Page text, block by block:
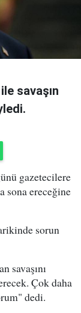
savaşın
gazetecilere
sona ereceğine
sorun
savaşını
Çok daha
dedi.